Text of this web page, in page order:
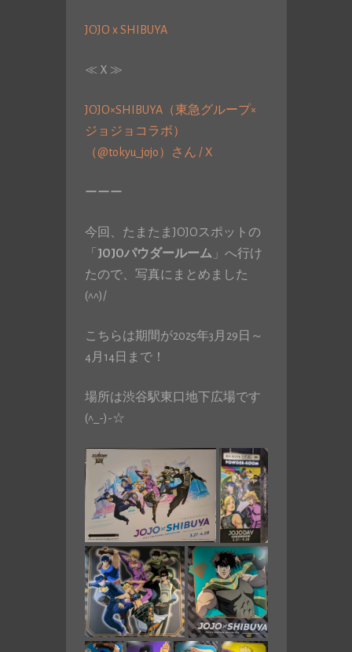
JOJO x SHIBUYA
≪Ｘ≫
JOJO×SHIBUYA（東急グループ×
ジョジョコラボ）
（@tokyu_jojo）さん / X
ーーー
今回、たまたまJOJOスポットの
「 JOJOパウダールーム 」へ行け
たので、写真にまとめました
(^^)/
こちらは期間が2025年3月29日～
4月14日まで！
場所は渋谷駅東口地下広場です
(^_-)-☆